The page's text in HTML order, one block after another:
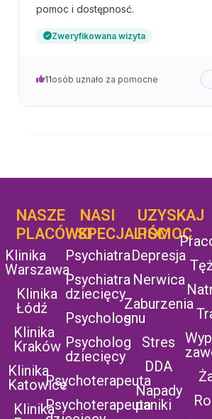
pomoc i dostępnosć.
Zweryfikowana wizyta
11osób uznało za pomocne
NASZE
PLACÓWKI
Klinika
Warszawa
Klinika
Łódź
Klinika
Kraków
Klinika
Katowice
Klinika
NASI
SPECJALIŚCI
Psychiatra
Psychiatra
dziecięcy
Psycholog
Psycholog
dziecięcy
Psychoterapeuta
Psychoterapeuta
UZYSKAJ
POMOC
Depresja
Nerwica
Zaburzenia
snu
Stres
DDA
Napady
paniki